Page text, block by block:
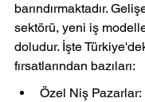
barındırmaktadır.
sektörü, yeni iş
doludur. İşte
fırsatlarından bazıları:
Özel Niş Pazarlar: